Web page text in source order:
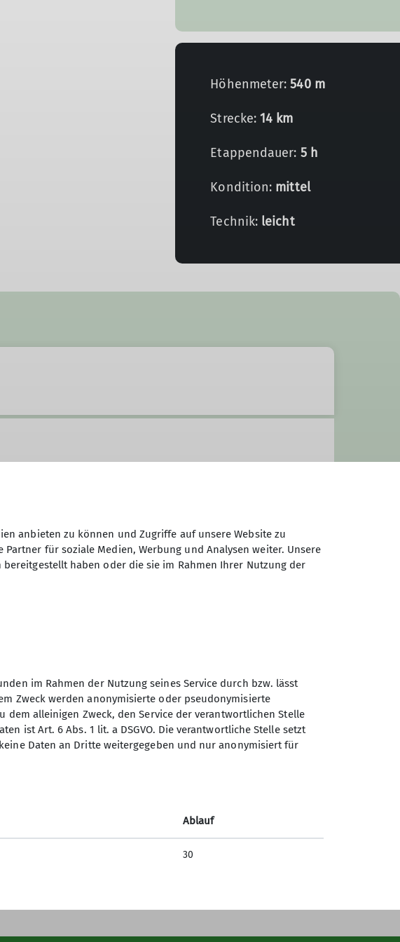
Höhenmeter:540 m
Strecke:14 km
Etappendauer: 5 h
Kondition: mittel
Technik: leicht
Sektion Ludwigsburg des
Deutschen Alpenvereins e.V.
Fuchshofstraße 66
anbieten zu können und Zugriffe auf unsere Website zu
für soziale Medien, Werbung und Analysen weiter. Unsere
haben oder die sie im Rahmen Ihrer Nutzung der
im Rahmen der Nutzung seines Service durch bzw. lässt
Zweck werden anonymisierte oder pseudonymisierte
alleinigen Zweck, den Service der verantwortlichen Stelle
ist Art. 6 Abs. 1 lit. a DSGVO. Die verantwortliche Stelle setzt
Daten an Dritte weitergegeben und nur anonymisiert für
Ablauf
30